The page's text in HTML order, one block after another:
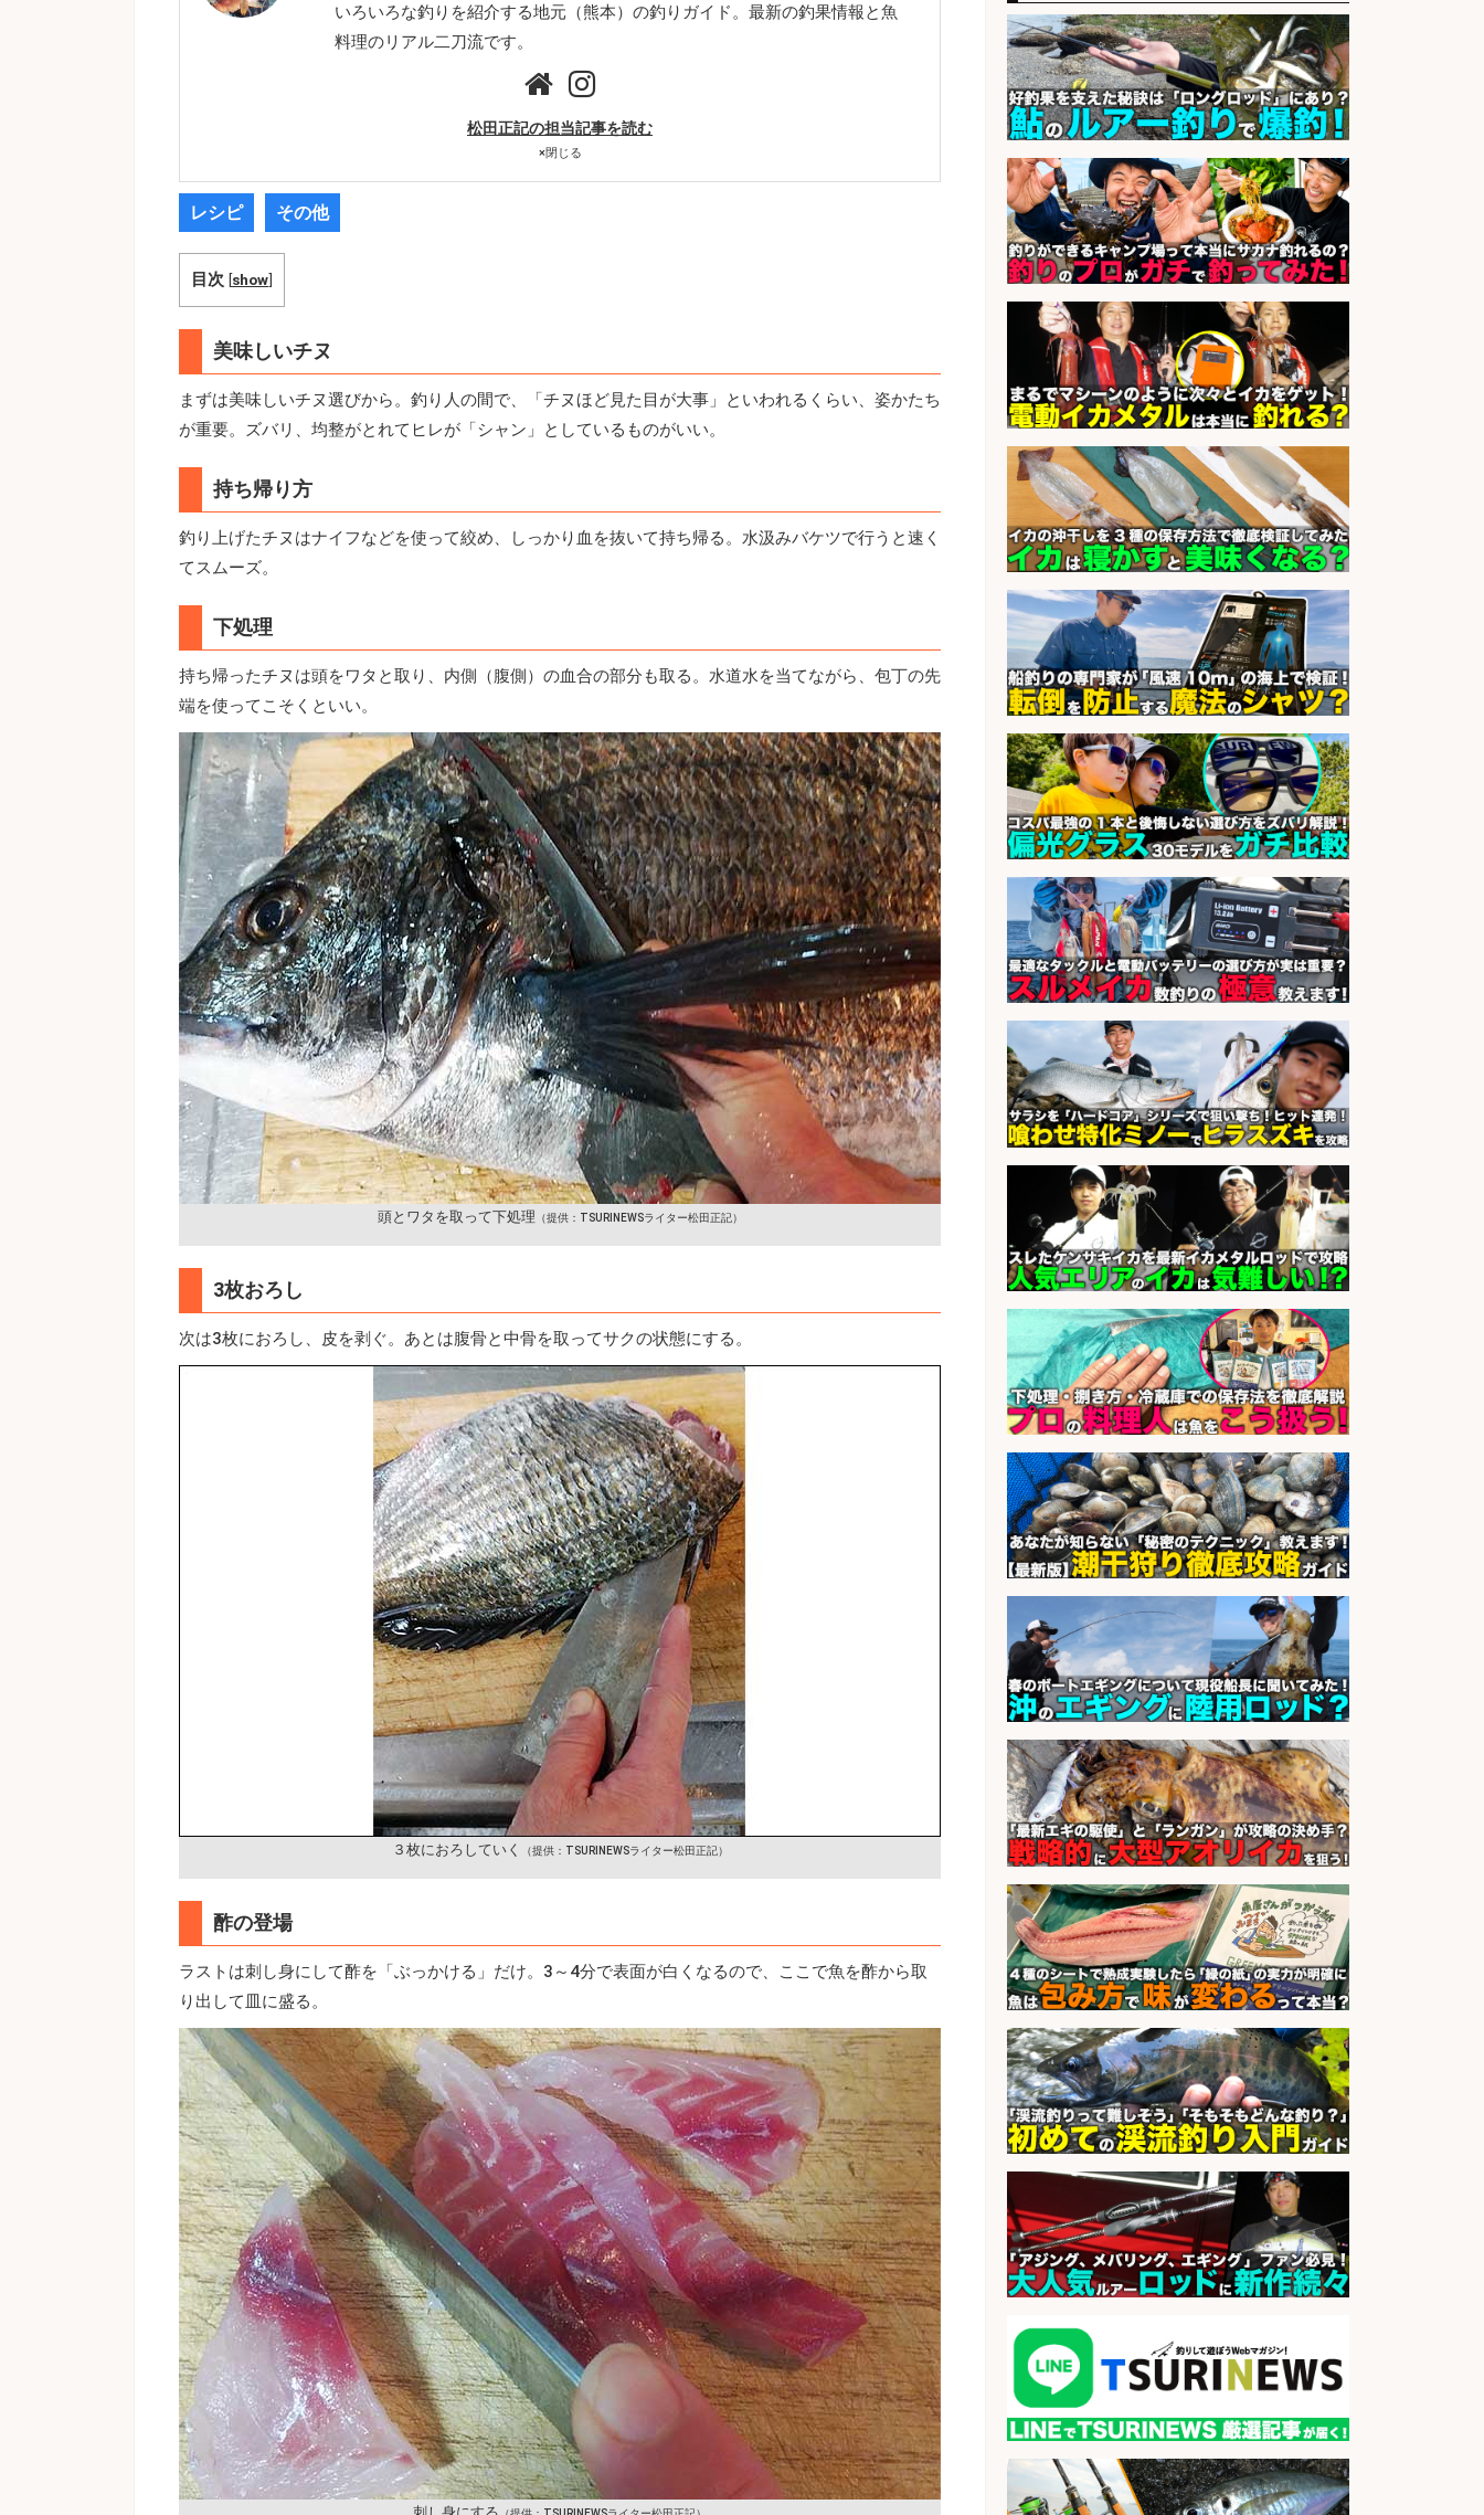
いろいろな釣りを紹介する地元（熊本）の釣りガイド。最新の釣果情報と魚
料理のリアル二刀流です。
松田正記の担当記事を読む
×閉じる
レシピ その他
目次 [show]
美味しいチヌ
まずは美味しいチヌ選びから。釣り人の間で、「チヌほど見た目が大事」といわれるくらい、姿かたち
が重要。ズバリ、均整がとれてヒレが「シャン」としているものがいい。
持ち帰り方
釣り上げたチヌはナイフなどを使って絞め、しっかり血を抜いて持ち帰る。水汲みバケツで行うと速く
てスムーズ。
下処理
持ち帰ったチヌは頭をワタと取り、内側（腹側）の血合の部分も取る。水道水を当てながら、包丁の先
端を使ってこそくといい。
頭とワタを取って下処理 （提供：TSURINEWSライター松田正記）
3枚おろし
次は3枚におろし、皮を剥ぐ。あとは腹骨と中骨を取ってサクの状態にする。
３枚におろしていく （提供：TSURINEWSライター松田正記）
酢の登場
ラストは刺し身にして酢を「ぶっかける」だけ。3～4分で表面が白くなるので、ここで魚を酢から取
り出して皿に盛る。
市場上場
会社名 株式会社フーディソン
sponsored by 求人ボックス
魚の調理経験が活かせる「鮮魚加
工/食品工場スタッフ」
会社名 株式会社松屋フーズ
sponsored by 求人ボックス
の梱包 年齢経験不問/完全週休2日で
最低月収33万円保証
会社名 株式会社ワイズ
sponsored by 求人ボックス
釣り好き必見「釣具の設計開
発」/DAIWA公認製品/年休117日
会社名
株式会社スポーツライフプラネ
ッツ
sponsored by 求人ボックス
ホールスタッフ/20代～30代が活躍
中/高時給/週3日～OK/お肉・お魚料
理のキッチンスタッフ@西武池袋/
東京都
会社名 株式会社ディンプル
sponsored by 求人ボックス
日払いOKで即日収入/キッチンスタ
ッフ/「神戸市灘区」お魚の加工や
お刺身の盛り付け/王子公園駅徒歩4
分のスーパー/未経験歓迎のシフト
制日勤/自転車・バイク通勤OK
会社名
パーソルファクトリーパートナ
ーズ株式会社
sponsored by 求人ボックス
さらに求人情報を見る